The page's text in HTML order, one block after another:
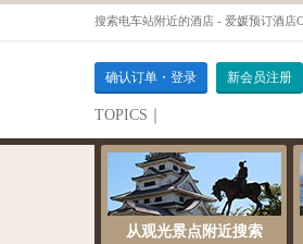
搜索电车站附近的酒店 - 爱媛预订酒店
确认订单・登录 新会员注册
TOPICS｜
伺服器維護公告
从观光景点附近搜索